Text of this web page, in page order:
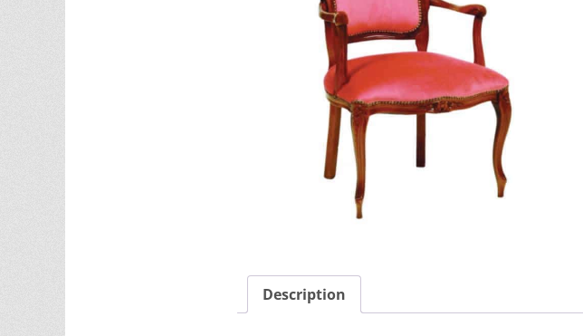
Description